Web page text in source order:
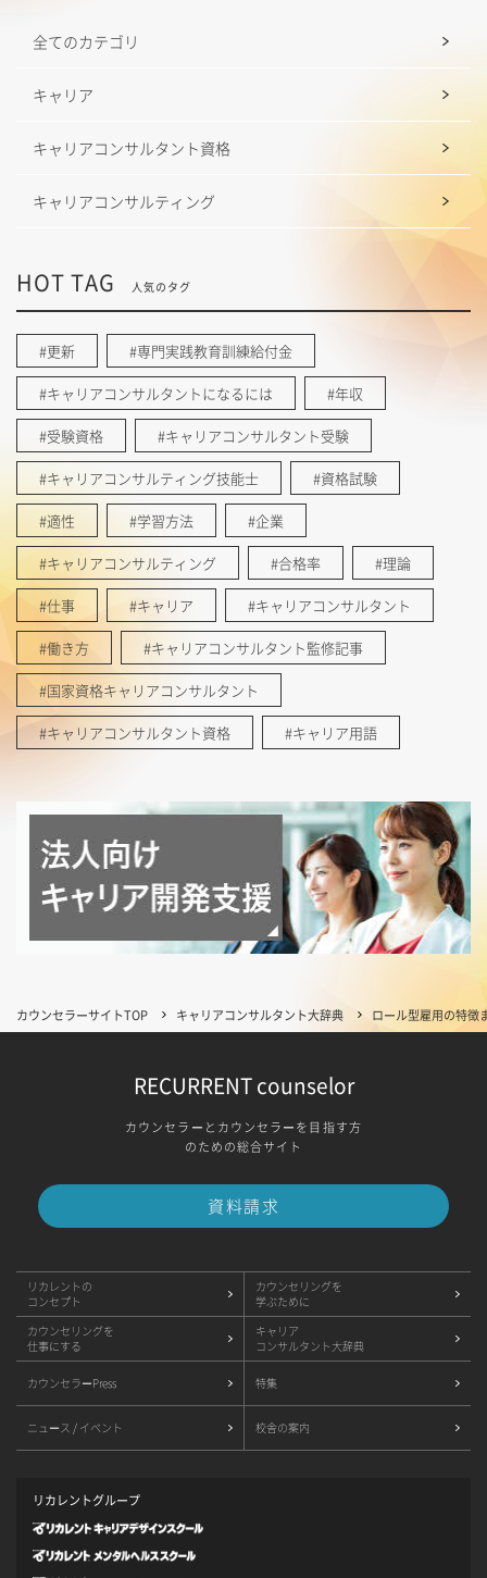
全てのカテゴリ
キャリア
キャリアコンサルタント資格
キャリアコンサルティング
HOT TAG 人気のタグ
#更新 #専門実践教育訓練給付金
#キャリアコンサルタントになるには #年収
#受験資格 #キャリアコンサルタント受験
#キャリアコンサルティング技能士 #資格試験
#適性 #学習方法 #企業
#キャリアコンサルティング #合格率 #理論
#仕事 #キャリア #キャリアコンサルタント
#働き方 #キャリアコンサルタント監修記事
#国家資格キャリアコンサルタント
#キャリアコンサルタント資格 #キャリア用語
カウンセラーサイトTOP キャリアコンサルタント大辞典 ロール型雇用の特徴
RECURRENT counselor
カウンセラーとカウンセラーを目指す方
のための総合サイト
資料請求
リカレントの
コンセプト
カウンセリングを
学ぶために
カウンセリングを
仕事にする
キャリア
コンサルタント大辞典
カウンセラーPress 特集
ニュース / イベント 校舎の案内
リカレントグループ